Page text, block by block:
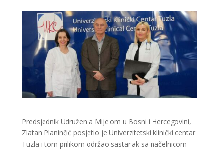
Predsjednik Udruženja Mijelom u Bosni i Hercegovini,
Zlatan Planinčić posjetio je Univerzitetski klinički centar
Tuzla i tom prilikom održao sastanak sa načelnicom